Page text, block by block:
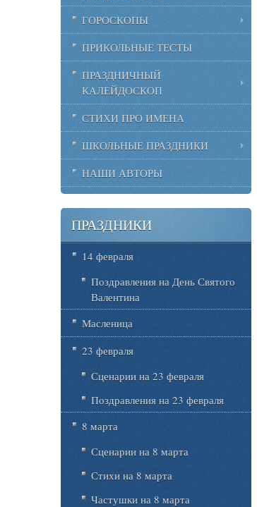
ГОРОСКОПЫ
ПРИКОЛЬНЫЕ ТЕСТЫ
ПРАЗДНИЧНЫЙ
КАЛЕЙДОСКОП
СТИХИ ПРО ИМЕНА
ШКОЛЬНЫЕ ПРАЗДНИКИ
НАШИ АВТОРЫ
ПРАЗДНИКИ
14 февраля
Поздравления на День Святого
Валентина
Масленица
23 февраля
Сценарии на 23 февраля
Поздравления на 23 февраля
8 марта
Сценарии на 8 марта
Стихи на 8 марта
Частушки на 8 марта